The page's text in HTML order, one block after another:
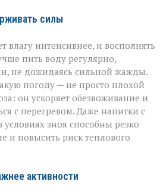
силы
влагу интенсивнее, и восполнять
пить воду регулярно,
не дожидаясь сильной жажды.
погоду — не просто плохой
он ускоряет обезвоживание и
с перегревом. Даже напитки с
зноя способны резко
и повысить риск теплового
активности